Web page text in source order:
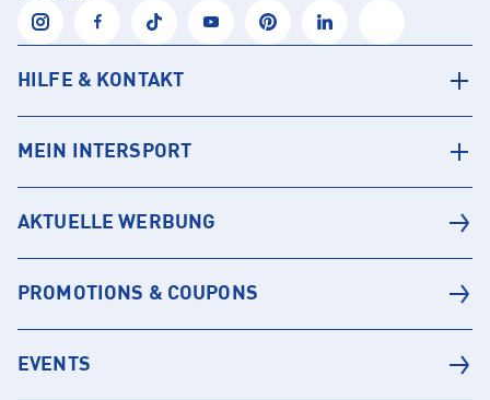
HILFE & KONTAKT
MEIN INTERSPORT
AKTUELLE WERBUNG
PROMOTIONS & COUPONS
EVENTS